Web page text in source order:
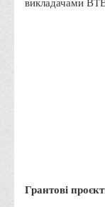
та Вінницьку
нові робочі